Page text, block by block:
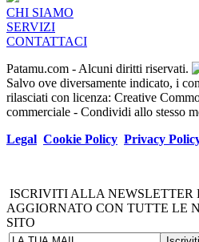
CHI SIAMO
SERVIZI
CONTATTACI
Patamu.com - Alcuni diritti riservati.
Salvo ove diversamente indicato, i
rilasciati con licenza: Creative
commerciale - Condividi allo stesso
Legal Cookie Policy Privacy
ISCRIVITI ALLA NEWSLETTER
AGGIORNATO CON TUTTE LE
SITO